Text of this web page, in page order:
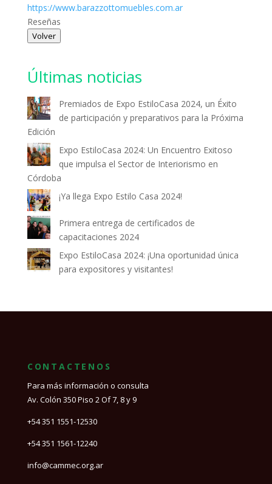
https://www.barazzottomuebles.com.ar
Reseñas
Volver
Últimas noticias
Premiados de Expo EstiloCasa 2024, un Éxito
de participación y preparativos para la Próxima
Edición
Expo EstiloCasa 2024: Un Encuentro Exitoso
que impulsa el Sector de Interiorismo en
Córdoba
¡Ya llega Expo Estilo Casa 2024!
Primera entrega de certificados de
capacitaciones 2024
Expo EstiloCasa 2024: ¡Una oportunidad única
para expositores y visitantes!
CONTACTENOS
Para más información o consulta
Av. Colón 350 Piso 2 Of 7, 8 y 9
+54 351 1551-12530
+54 351 1561-12240
info@cammec.org.ar